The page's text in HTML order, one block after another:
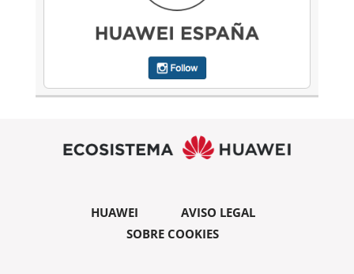
HUAWEI
AVISO LEGAL
SOBRE COOKIES